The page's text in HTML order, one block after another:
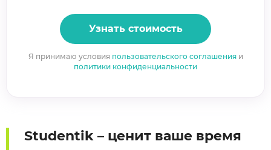
Узнать стоимость
Я принимаю условия пользовательского соглашенияи
политики конфиденциальности
Studentik – ценит ваше время